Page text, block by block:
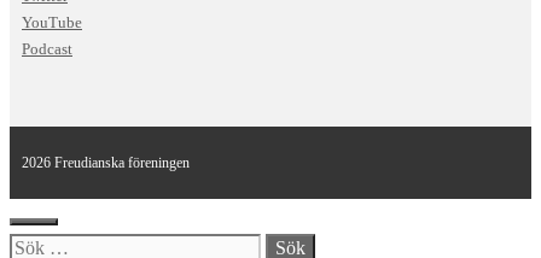
YouTube
Podcast
2026 Freudianska föreningen
Stäng
Sök